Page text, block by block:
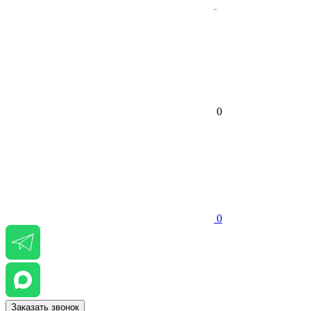
0
0
Заказать звонок